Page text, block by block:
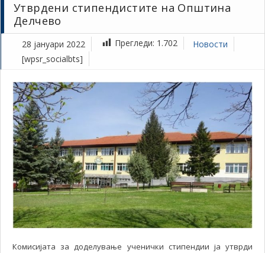
Утврдени стипендистите на Општина
Делчево
28 јануари 2022 Прегледи: 1.702
Новости
[wpsr_socialbts]
Комисијата за доделување ученички стипендии ја утврди